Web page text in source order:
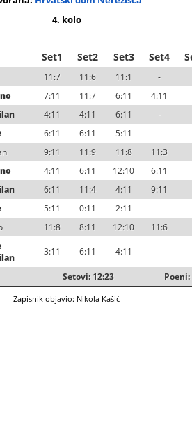
4. kolo
Set1 Set2 Set3 Set4
11:7 11:6 11:1 -
7:11 11:7 6:11 4:11
4:11 4:11 6:11 -
6:11 6:11 5:11 -
9:11 11:9 11:8 11:3
4:11 6:11 12:10 6:11
6:11 11:4 4:11 9:11
5:11 0:11 2:11 -
11:8 8:11 12:10 11:6
3:11 6:11 4:11 -
Setovi: 12:23 Poeni:
Zapisnik objavio: Nikola Kašić